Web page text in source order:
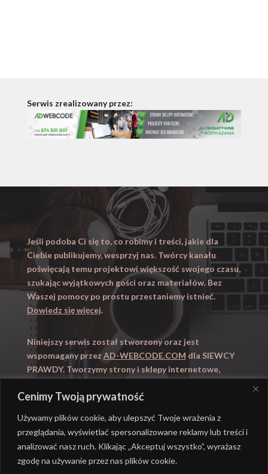
Cenimy Twoją prywatność
Używamy plików cookie, aby ulepszyć Twoje wrażenia z
przeglądania, wyświetlać spersonalizowane reklamy lub treści i
analizować nasz ruch. Klikając „Akceptuj wszystko”, wyrażasz
zgodę na używanie przez nas plików cookie.
Serwis zrealizowany przez:
Jeśli podoba Ci się to, co robimy i treści, jakie dla
Ciebie publikujemy, wesprzyj nas. Twórcy kanału
poświęcają temu projektowi większość swojego czasu,
szukając wyjątkowych gości oraz materiałów. Bez
Waszej pomocy po prostu przestaniemy istnieć.
Dowiedz się więcej.
Niniejszy serwis został stworzony oraz jest
wspomagany przez AD-WEBCODE.COM dla SIEWCY
PRAWDY. Tworzymy strony i sklepy internetowe,
Zapraszamy takze naWYUCZENI.PL